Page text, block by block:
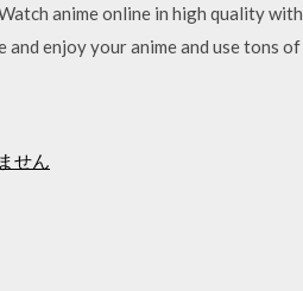
anime online in high quality
enjoy your anime and use tons
せん